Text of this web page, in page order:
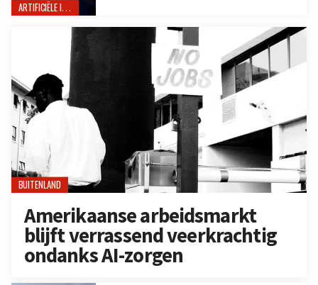
ARTIFICIËLE INTELLIGENTIE
BUITENLAND
Amerikaanse arbeidsmarkt
blijft verrassend veerkrachtig
ondanks AI-zorgen